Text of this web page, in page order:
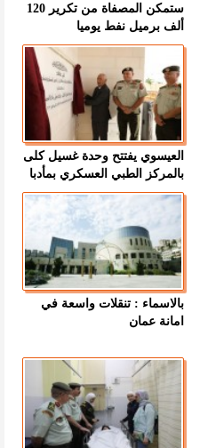
ستمكن المصفاة من تكرير 120
ألف برميل نفط يوميا
العيسوي يفتتح وحدة غسيل كلى
بالمركز الطبي العسكري بمأدبا
بالاسماء : تنقلات واسعة في
امانة عمان